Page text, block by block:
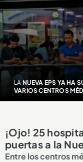
LA NUEVA EPS YA HA
VARIOS CENTROS
¡Ojo! 25
puertas a la
Entre los centros